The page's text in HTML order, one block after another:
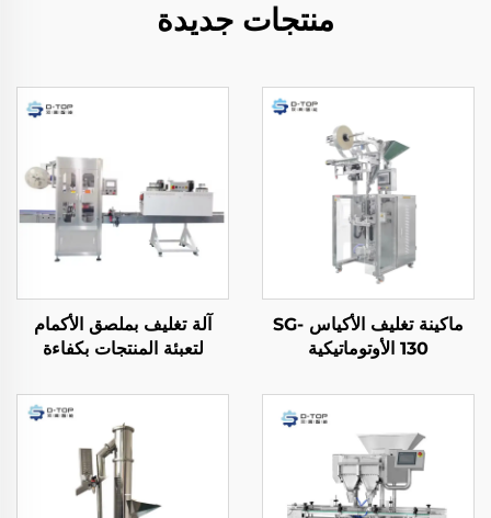
منتجات جديدة
ماكينة تغليف الأكياس SG-
130 الأوتوماتيكية
آلة تغليف بملصق الأكمام
لتعبئة المنتجات بكفاءة